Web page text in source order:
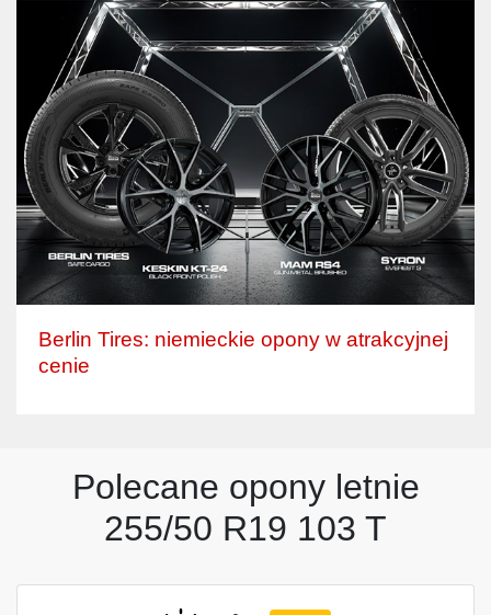
Berlin Tires: niemieckie opony w atrakcyjnej
cenie
Polecane opony letnie
255/50 R19 103 T